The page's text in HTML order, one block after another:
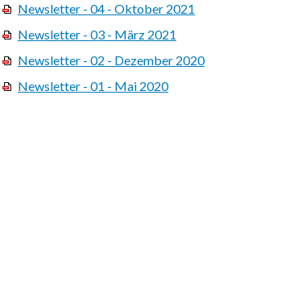
Newsletter - 04 - Oktober 2021
Newsletter - 03 - März 2021
Newsletter - 02 - Dezember 2020
Newsletter - 01 - Mai 2020